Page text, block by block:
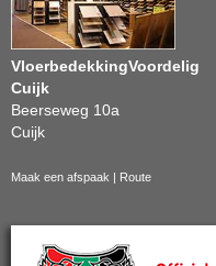
VloerbedekkingVoordelig
Cuijk
Beerseweg 10a
Cuijk
Maak een afspaak | Route